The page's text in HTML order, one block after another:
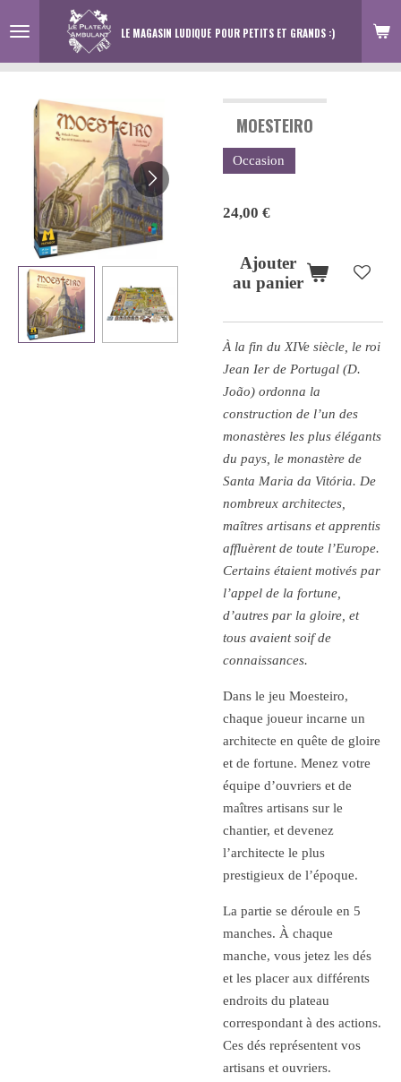
au
contenu
LE MAGASIN LUDIQUE POUR PETITS ET GRANDS :)
MOESTEIRO
Occasion
24,00 €
Ajouter
au panier
À la fin du XIVe siècle, le roi
Jean Ier de Portugal (D.
João) ordonna la
construction de l’un des
monastères les plus élégants
du pays, le monastère de
Santa Maria da Vitória. De
nombreux architectes,
maîtres artisans et apprentis
affluèrent de toute l’Europe.
Certains étaient motivés par
l’appel de la fortune,
d’autres par la gloire, et
tous avaient soif de
connaissances.
Dans le jeu Moesteiro,
chaque joueur incarne un
architecte en quête de gloire
et de fortune. Menez votre
équipe d’ouvriers et de
maîtres artisans sur le
chantier, et devenez
l’architecte le plus
prestigieux de l’époque.
La partie se déroule en 5
manches. À chaque
manche, vous jetez les dés
et les placer aux différents
endroits du plateau
correspondant à des actions.
Ces dés représentent vos
artisans et ouvriers.